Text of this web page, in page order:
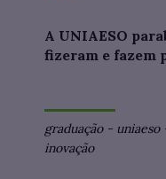
A UNIAESO
fizeram e fazem
graduação- uniaeso
inovação